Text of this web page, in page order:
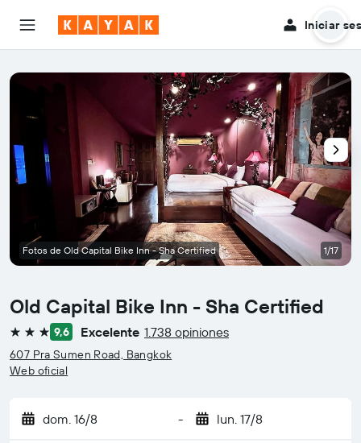
Iniciar
Old Capital Bike Inn - Sha Certified
3 estrellas
9,6 Excelente 1.738 opiniones
607 Pra Sumen Road, Bangkok
Web oficial
dom. 16/8 - lun. 17/8
Fotos de Old Capital Bike Inn - Sha Certified 1/17